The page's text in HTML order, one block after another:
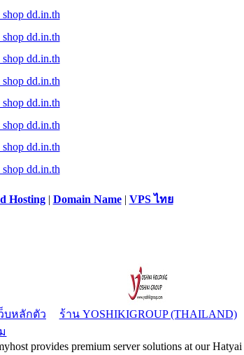
Hosting| Domain Name| VPS ไทย
บหลักตัว
ร้าน YOSHIKIGROUP (THAILAND)
provides premium server solutions at our